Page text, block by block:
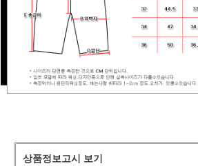
상품정보고시 보기